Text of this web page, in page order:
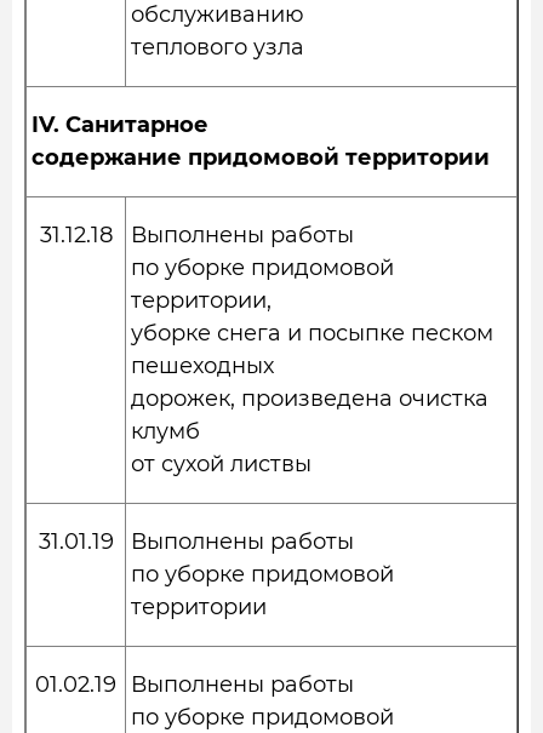
обслуживанию
теплового узла
IV. Санитарное
содержание придомовой территории
31.12.18
Выполнены работы
по уборке придомовой
территории,
уборке снега и посыпке песком
пешеходных
дорожек, произведена очистка
клумб
от сухой листвы
31.01.19
Выполнены работы
по уборке придомовой
территории
01.02.19
Выполнены работы
по уборке придомовой